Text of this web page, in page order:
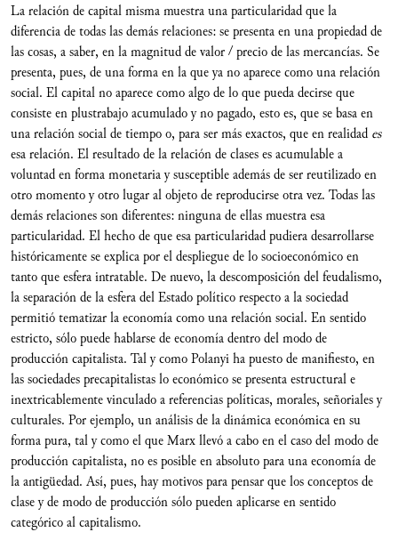
La relación de capital misma muestra una particularidad que la
diferencia de todas las demás relaciones: se presenta en una propiedad de
las cosas, a saber, en la magnitud de valor / precio de las mercancías. Se
presenta, pues, de una forma en la que ya no aparece como una relación
social. El capital no aparece como algo de lo que pueda decirseque
consiste en plustrabajo acumulado y no pagado, esto es, que se basa en
una relación social de tiempo o, para ser más exactos, que en realidad es
esa relación. El resultado de la relación de clases es acumulable a
voluntad en forma monetaria y susceptible además de ser reutilizado en
otro momento y otro lugar al objeto de reproducirse otra vez. Todas las
demás relaciones son diferentes: ninguna de ellas muestra esa
particularidad. El hecho de que esa particularidad pudiera desarrollarse
históricamente se explica por el despliegue de lo socioeconómico en
tanto que esfera intratable. De nuevo, la descomposición del feudalismo,
la separación de la esfera del Estado político respecto a la sociedad
permitió tematizar la economía como una relación social. En sentido
estricto, sólo puede hablarse de economía dentro del modo de
producción capitalista. Tal y como Polanyi ha puesto de manifiesto, en
las sociedades precapitalistas lo económico se presenta estructural e
inextricablemente vinculado a referencias políticas, morales, señoriales y
culturales. Por ejemplo, un análisis de la dinámica económica en su
forma pura, tal y como el que Marx llevó a cabo en el caso del modo de
producción capitalista, no es posible en absoluto para una economía de
la antigüedad. Así, pues, hay motivos para pensar que los conceptos de
clase y de modo de producción sólo pueden aplicarse en sentido
categórico al capitalismo.